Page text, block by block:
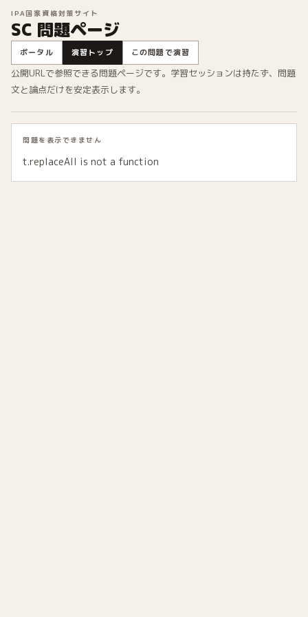
IPA国家資格対策サイト
SC 問題ページ
ポータル 演習トップ この問題で演習
公開URLで参照できる問題ページです。学習セッションは持たず、問題
文と論点だけを安定表示します。
問題を表示できません
t.replaceAll is not a function